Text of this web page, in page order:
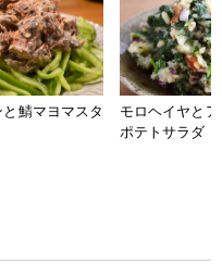
鯖マヨマスタ
モロヘイヤと
ポテトサラダ